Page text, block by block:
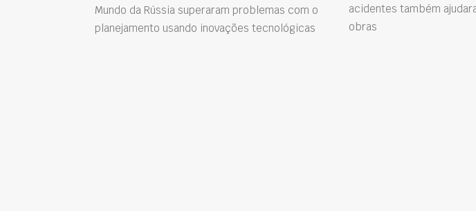
Mundo da Rússia superaram problemas com o
planejamento usando inovações tecnológicas
acidentes também
obras